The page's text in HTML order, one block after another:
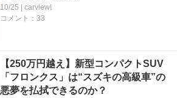
10/25 | carview!
コメント：33
【250万円越え】新型コンパクトSUV
「フロンクス」は“スズキの高級車”の
悪夢を払拭できるのか？